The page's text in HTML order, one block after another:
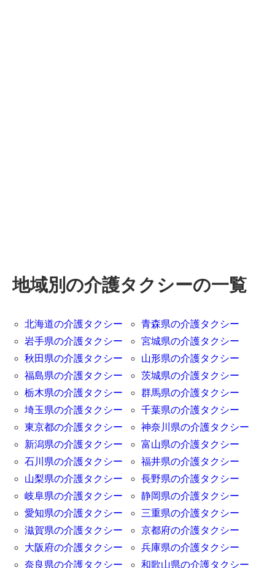
地域別の介護タクシーの一覧
北海道の介護タクシー
青森県の介護タクシー
岩手県の介護タクシー
宮城県の介護タクシー
秋田県の介護タクシー
山形県の介護タクシー
福島県の介護タクシー
茨城県の介護タクシー
栃木県の介護タクシー
群馬県の介護タクシー
埼玉県の介護タクシー
千葉県の介護タクシー
東京都の介護タクシー
神奈川県の介護タクシー
新潟県の介護タクシー
富山県の介護タクシー
石川県の介護タクシー
福井県の介護タクシー
山梨県の介護タクシー
長野県の介護タクシー
岐阜県の介護タクシー
静岡県の介護タクシー
愛知県の介護タクシー
三重県の介護タクシー
滋賀県の介護タクシー
京都府の介護タクシー
大阪府の介護タクシー
兵庫県の介護タクシー
奈良県の介護タクシー
和歌山県の介護タクシー